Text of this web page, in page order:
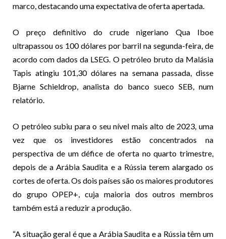
marco, destacando uma expectativa de oferta apertada.
O preço definitivo do crude nigeriano Qua Iboe
ultrapassou os 100 dólares por barril na segunda-feira, de
acordo com dados da LSEG. O petróleo bruto da Malásia
Tapis atingiu 101,30 dólares na semana passada, disse
Bjarne Schieldrop, analista do banco sueco SEB, num
relatório.
O petróleo subiu para o seu nível mais alto de 2023, uma
vez que os investidores estão concentrados na
perspectiva de um défice de oferta no quarto trimestre,
depois de a Arábia Saudita e a Rússia terem alargado os
cortes de oferta. Os dois países são os maiores produtores
do grupo OPEP+, cuja maioria dos outros membros
também está a reduzir a produção.
“A situação geral é que a Arábia Saudita e a Rússia têm um